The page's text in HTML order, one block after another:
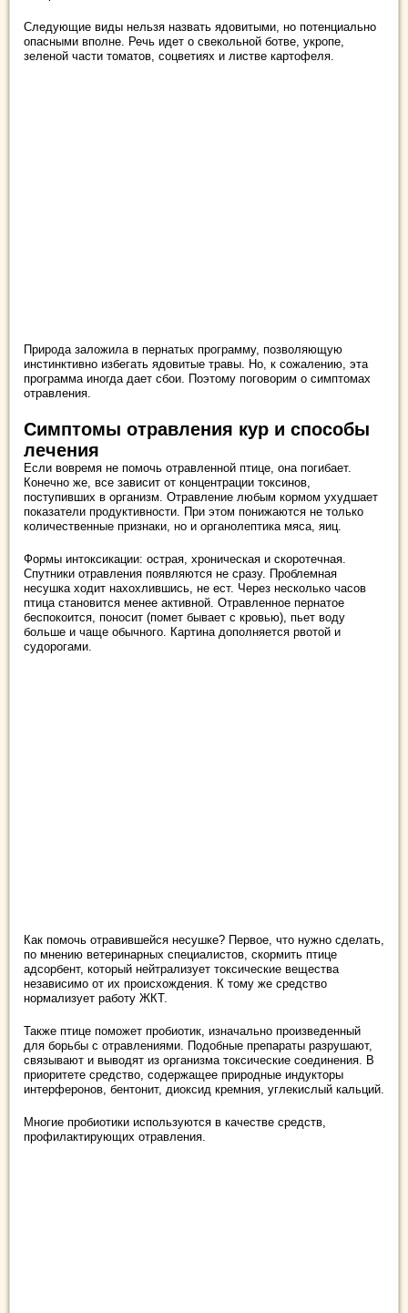
Следующие виды нельзя назвать ядовитыми, но потенциально
опасными вполне. Речь идет о свекольной ботве, укропе,
зеленой части томатов, соцветиях и листве картофеля.
Природа заложила в пернатых программу, позволяющую
инстинктивно избегать ядовитые травы. Но, к сожалению, эта
программа иногда дает сбои. Поэтому поговорим о симптомах
отравления.
Симптомы отравления кур и способы
лечения
Если вовремя не помочь отравленной птице, она погибает.
Конечно же, все зависит от концентрации токсинов,
поступивших в организм. Отравление любым кормом ухудшает
показатели продуктивности. При этом понижаются не только
количественные признаки, но и органолептика мяса, яиц.
Формы интоксикации: острая, хроническая и скоротечная.
Спутники отравления появляются не сразу. Проблемная
несушка ходит нахохлившись, не ест. Через несколько часов
птица становится менее активной. Отравленное пернатое
беспокоится, поносит (помет бывает с кровью), пьет воду
больше и чаще обычного. Картина дополняется рвотой и
судорогами.
Как помочь отравившейся несушке? Первое, что нужно сделать,
по мнению ветеринарных специалистов, скормить птице
адсорбент, который нейтрализует токсические вещества
независимо от их происхождения. К тому же средство
нормализует работу ЖКТ.
Также птице поможет пробиотик, изначально произведенный
для борьбы с отравлениями. Подобные препараты разрушают,
связывают и выводят из организма токсические соединения. В
приоритете средство, содержащее природные индукторы
интерферонов, бентонит, диоксид кремния, углекислый кальций.
Многие пробиотики используются в качестве средств,
профилактирующих отравления.